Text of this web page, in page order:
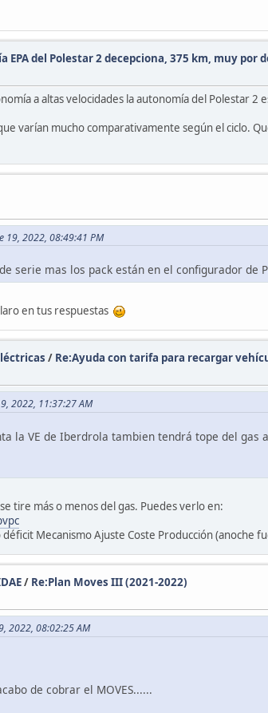
EPA del Polestar 2 decepciona, 375 km, muy por
a altas velocidades la autonomía del Polestar
varían mucho comparativamente según el ciclo.
19, 2022, 08:49:41 PM
serie mas los pack están en el configurador de
en tus respuestas
/ Re:Ayuda con tarifa para recargar
2022, 11:37:27 AM
la VE de Iberdrola tambien tendrá tope del gas
tire más o menos del gas. Puedes verlo en:
Mecanismo Ajuste Coste Producción (anoche
/ Re:Plan Moves III (2021-2022)
2022, 08:02:25 AM
de cobrar el MOVES......